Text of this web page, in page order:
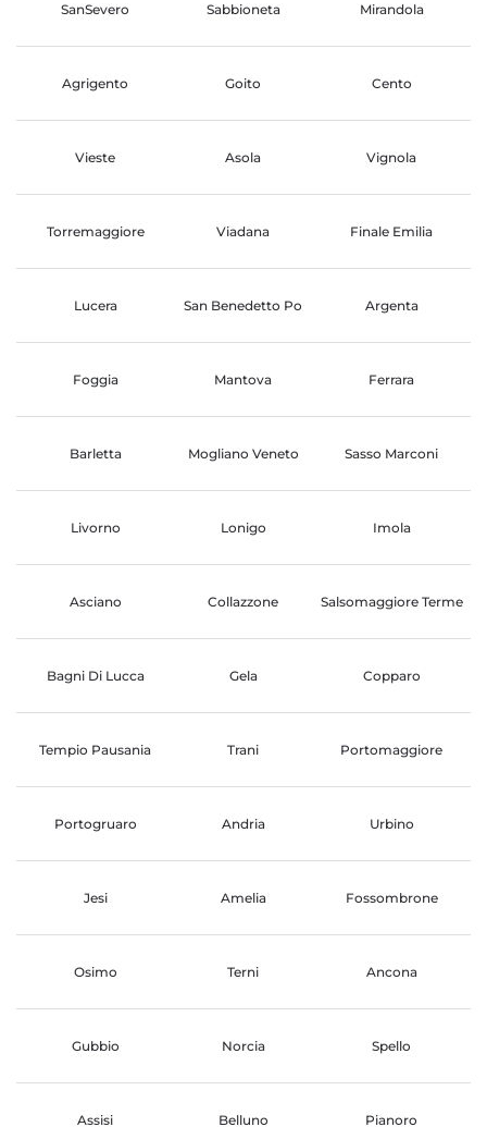
SanSevero Sabbioneta Mirandola
Agrigento Goito Cento
Vieste Asola Vignola
Torremaggiore Viadana Finale Emilia
Lucera San Benedetto Po Argenta
Foggia Mantova Ferrara
Barletta Mogliano Veneto Sasso Marconi
Livorno Lonigo Imola
Asciano Collazzone Salsomaggiore Terme
Bagni Di Lucca Gela Copparo
Tempio Pausania Trani Portomaggiore
Portogruaro Andria Urbino
Jesi Amelia Fossombrone
Osimo Terni Ancona
Gubbio Norcia Spello
Assisi Belluno Pianoro